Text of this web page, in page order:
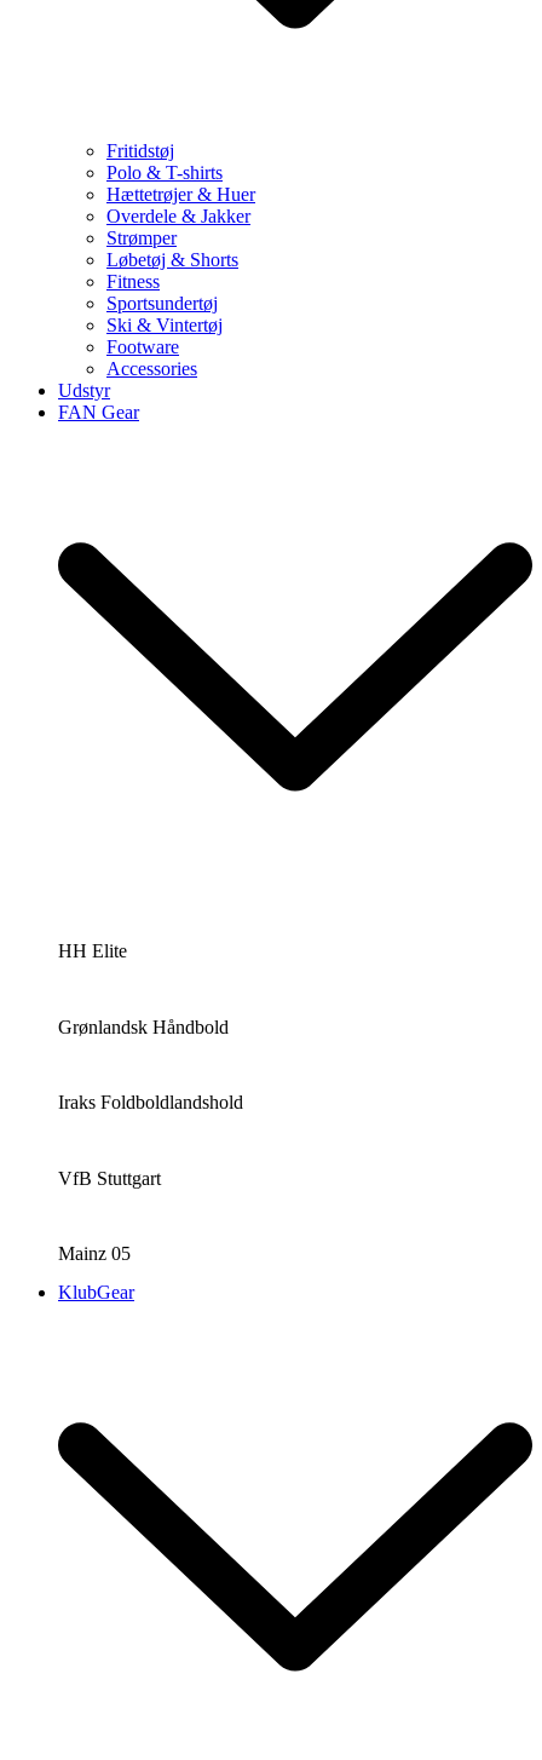
Fritidstøj
Polo & T-shirts
Hættetrøjer & Huer
Overdele & Jakker
Strømper
Løbetøj & Shorts
Fitness
Sportsundertøj
Ski & Vintertøj
Footware
Accessories
Udstyr
FAN Gear
HH Elite
Grønlandsk Håndbold
Iraks Foldboldlandshold
VfB Stuttgart
Mainz 05
KlubGear